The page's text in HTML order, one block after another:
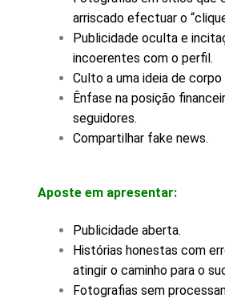
arriscado efectuar o
Publicidade oculta e
incoerentes com o perfil.
Culto a uma ideia de
Ênfase na posição
seguidores.
Compartilhar fake news.
Aposte em apresentar:
Publicidade aberta.
Histórias honestas com
atingir o caminho para o
Fotografias sem